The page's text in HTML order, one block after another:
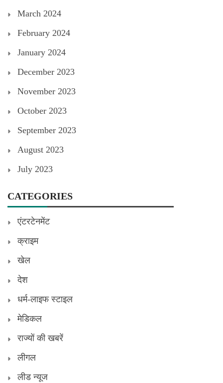
March 2024
February 2024
January 2024
December 2023
November 2023
October 2023
September 2023
August 2023
July 2023
CATEGORIES
एंटरटेनमेंट
क्राइम
खेल
देश
धर्म-लाइफ स्टाइल
मेडिकल
राज्यों की खबरें
लीगल
लीड न्यूज